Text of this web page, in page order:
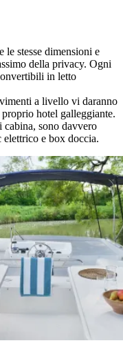
le stesse dimensioni e
della privacy. Ogni
in letto
a livello vi daranno
hotel galleggiante.
sono davvero
e box doccia.